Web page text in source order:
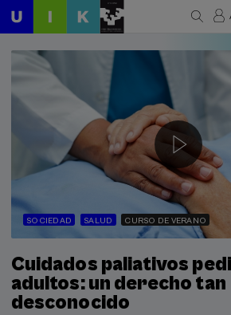
SOCIEDAD SALUD CURSO DE VERANO
Cuidados paliativos
adultos: un derecho tan
desconocido